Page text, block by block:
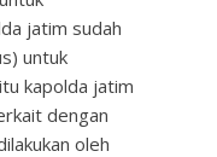
jatim sudah
untuk
kapolda jatim
dengan
oleh